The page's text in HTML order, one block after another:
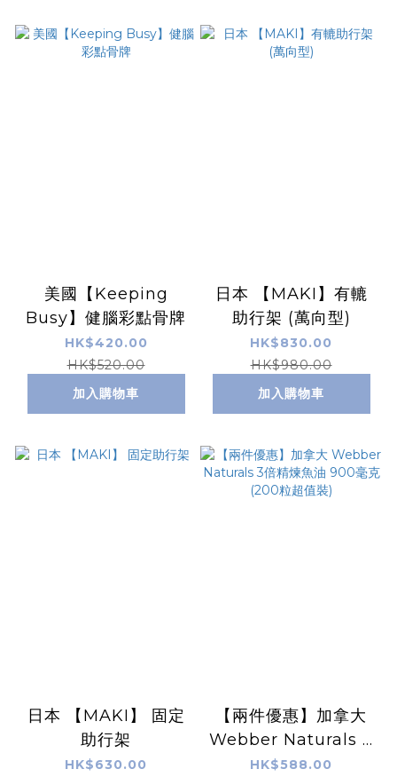
美國【Keeping
Busy】健腦彩點骨牌
HK$420.00
HK$520.00
加入購物車
日本 【MAKI】有轆
助行架 (萬向型)
HK$830.00
HK$980.00
加入購物車
日本 【MAKI】 固定
助行架
HK$630.00
【兩件優惠】加拿大
Webber Naturals 3
倍精煉魚油 900毫克
HK$588.00